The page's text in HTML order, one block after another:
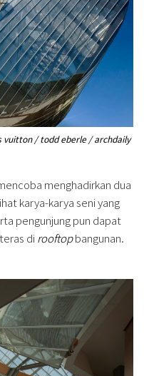
vuitton / todd eberle / archdaily
menghadirkan dua
karya-karya seni yang
pengunjung pun dapat
di rooftopbangunan.